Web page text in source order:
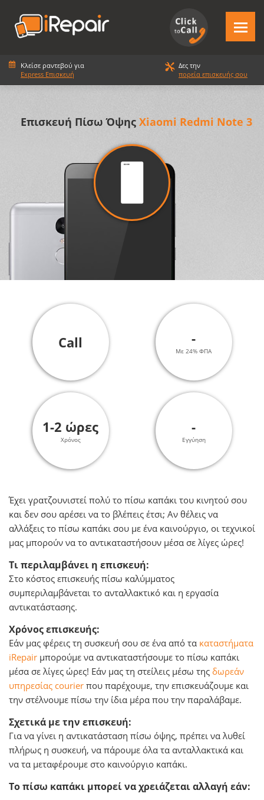
Κλείσε ραντεβού για
Express Επισκευή
Δες την
πορεία επισκευής σου
Επισκευή Πίσω Όψης Xiaomi Redmi Note 3
Call -
Με 24% ΦΠΑ
1-2 ώρες
Χρόνος
-
Εγγύηση
Έχει γρατζουνιστεί πολύ το πίσω καπάκι του κινητού σου
και δεν σου αρέσει να το βλέπεις έτσι; Αν θέλεις να
αλλάξεις τo πίσω καπάκι σου με ένα καινούργιο, οι τεχνικοί
μας μπορούν να το αντικαταστήσουν μέσα σε λίγες ώρες!
Τι περιλαμβάνει η επισκευή:
Στο κόστος επισκευής πίσω καλύμματος
συμπεριλαμβάνεται το ανταλλακτικό και η εργασία
αντικατάστασης.
Χρόνος επισκευής:
Εάν μας φέρεις τη συσκευή σου σε ένα από τα καταστήματα
iRepair μπορούμε να αντικαταστήσουμε το πίσω καπάκι
μέσα σε λίγες ώρες! Εάν μας τη στείλεις μέσω της δωρεάν
υπηρεσίας courier που παρέχουμε, την επισκευάζουμε και
την στέλνουμε πίσω την ίδια μέρα που την παραλάβαμε.
Σχετικά με την επισκευή:
Για να γίνει η αντικατάσταση πίσω όψης, πρέπει να λυθεί
πλήρως η συσκευή, να πάρουμε όλα τα ανταλλακτικά και
να τα μεταφέρουμε στο καινούργιο καπάκι.
Το πίσω καπάκι μπορεί να χρειάζεται αλλαγή εάν: